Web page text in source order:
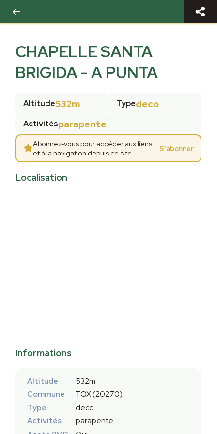
CHAPELLE SANTA
BRIGIDA - A PUNTA
Altitude532m Typedeco
Activitésparapente
Abonnez-vous pour accéder aux liens
et à la navigation depuis ce site.
S'abonner
Localisation
Informations
Altitude
532m
Commune
TOX (20270)
Type
deco
Activités
parapente